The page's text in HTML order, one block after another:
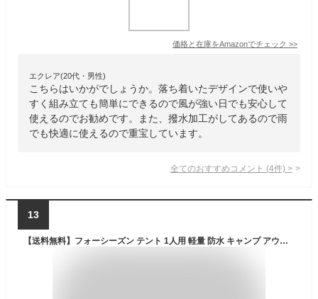
価格と在庫をAmazonでチェック >>
エクレア(20代・男性)
こちらはいかがでしょうか。落ち着いたデザインで使いや
すく組み立ても簡単にできるので風が強い日でも安心して
使えるのでお勧めです。また、撥水加工がしてあるので雨
でも快適に使えるので重宝しています。
全てのおすすめコメント (4件) >
13
【送料無料】フォーシーズン テント 1人用 軽量 防水 キャンプ アウトドア 登山 シーズン オールシーズン 防水 耐水圧4000+ 撥水 防カビ UVカット 210×138×110CM ダブルウォール 簡単 コンパクト